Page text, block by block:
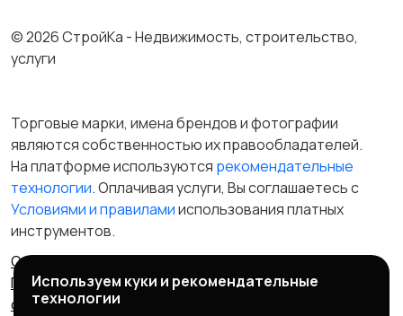
© 2026 СтройКа - Недвижимость, строительство,
услуги
Торговые марки, имена брендов и фотографии
являются собственностью их правообладателей.
На платформе используются рекомендательные
технологии. Оплачивая услуги, Вы соглашаетесь c
Условиями и правиламииспользования платных
инструментов.
Отказ от ответственности
Правила сервиса
Политика конфиденциальности
Пользовательское
соглашение
Запрещенные товары/услуги
Используем куки и рекомендательные
технологии